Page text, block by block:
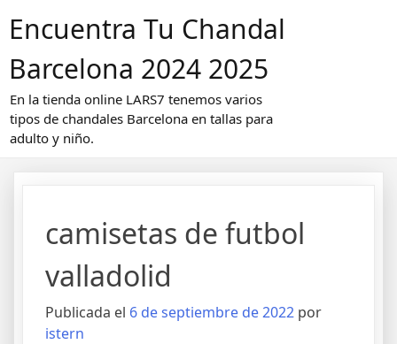
Encuentra Tu Chandal
Barcelona 2024 2025
En la tienda online LARS7 tenemos varios
tipos de chandales Barcelona en tallas para
adulto y niño.
camisetas de futbol
valladolid
Publicada el 6 de septiembre de 2022 por
istern